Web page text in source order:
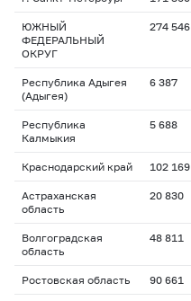
ЮЖНЫЙ
ФЕДЕРАЛЬНЫЙ
ОКРУГ
274 546
Республика Адыгея
(Адыгея)
6 387
Республика
Калмыкия
5 688
Краснодарский край 102 169
Астраханская
область
20 830
Волгоградская
область
48 811
Ростовская область 90 661